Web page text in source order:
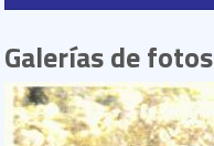
Galerías de fotos